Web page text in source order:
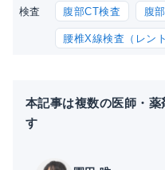
検査 腹部CT検査 腹
腰椎X線検査（レン
本記事は複数の医師・
す